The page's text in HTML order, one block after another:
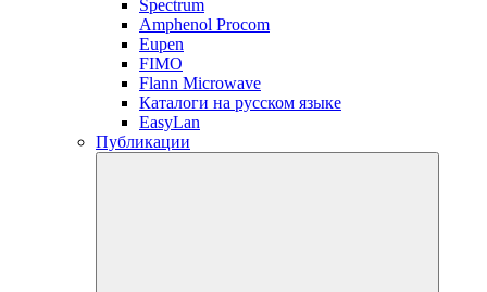
Spectrum
Amphenol Procom
Eupen
FIMO
Flann Microwave
Каталоги на русском языке
EasyLan
Публикации